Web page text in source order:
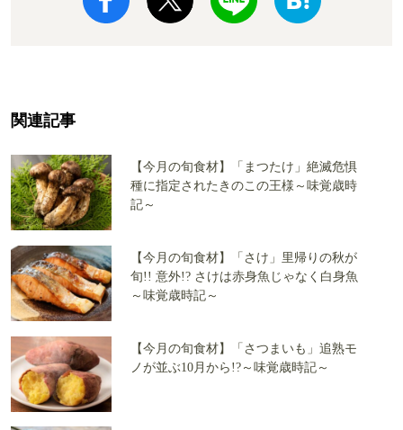
関連記事
【今月の旬食材】「まつたけ」絶滅危惧
種に指定されたきのこの王様～味覚歳時
記～
【今月の旬食材】「さけ」里帰りの秋が
旬!! 意外!? さけは赤身魚じゃなく白身魚
～味覚歳時記～
【今月の旬食材】「さつまいも」追熟モ
ノが並ぶ10月から!?～味覚歳時記～